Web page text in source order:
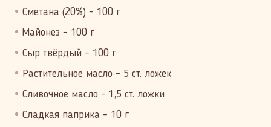
Сметана (20%) – 100 г
Майонез – 100 г
Сыр твёрдый – 100 г
Растительное масло – 5 ст. ложек
Сливочное масло - 1,5 ст. ложки
Сладкая паприка – 10 г